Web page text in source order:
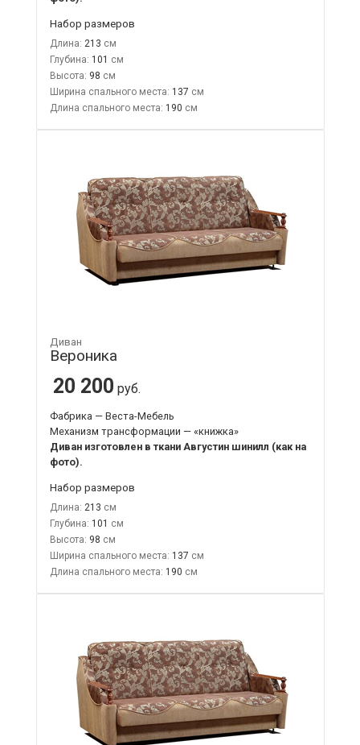
Набор размеров
Длина: 213
Глубина: 101
Высота: 98
Ширина спального места: 137
Длина спального места: 190
Диван
Вероника
20 200 руб.
Фабрика — Веста-Мебель
Механизм трансформации — «книжка»
Диван изготовлен в ткани Августин шинилл (как на
фото).
Набор размеров
Длина: 213
Глубина: 101
Высота: 98
Ширина спального места: 137
Длина спального места: 190